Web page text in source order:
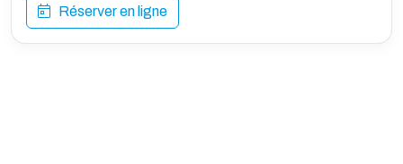
Réserver en ligne